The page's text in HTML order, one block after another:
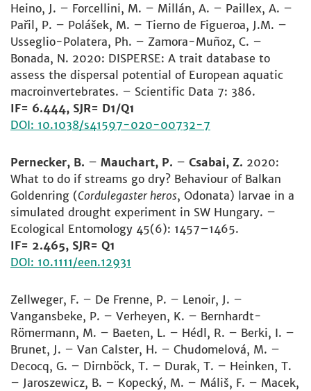
Heino, J. – Forcellini, M. – Millán, A. – Paillex, A. –
Pařil, P. – Polášek, M. – Tierno de Figueroa, J.M. –
Usseglio-Polatera, Ph. – Zamora-Muñoz, C. –
Bonada, N. 2020: DISPERSE: A trait database to
assess the dispersal potential of European aquatic
macroinvertebrates. – Scientific Data 7: 386.
IF= 6.444, SJR= D1/Q1
DOI: 10.1038/s41597-020-00732-7
Pernecker, B. – Mauchart, P. – Csabai, Z. 2020:
What to do if streams go dry? Behaviour of Balkan
Goldenring (Cordulegaster heros, Odonata) larvae in a
simulated drought experiment in SW Hungary. –
Ecological Entomology 45(6): 1457–1465.
IF= 2.465, SJR= Q1
DOI: 10.1111/een.12931
Zellweger, F. – De Frenne, P. – Lenoir, J. –
Vangansbeke, P. – Verheyen, K. – Bernhardt-
Römermann, M. – Baeten, L. – Hédl, R. – Berki, I. –
Brunet, J. – Van Calster, H. – Chudomelová, M. –
Decocq, G. – Dirnböck, T. – Durak, T. – Heinken, T.
– Jaroszewicz, B. – Kopecký, M. – Máliš, F. – Macek,